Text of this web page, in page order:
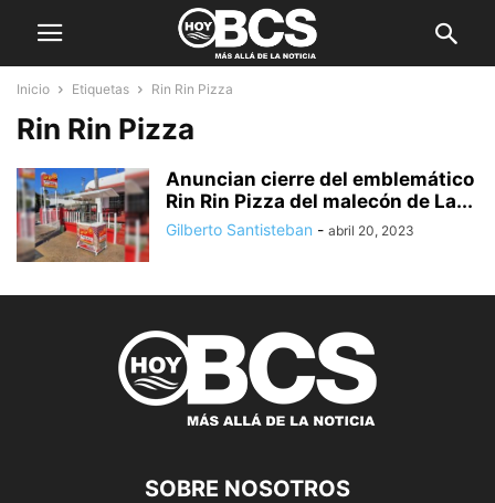
Inicio Etiquetas Rin Rin Pizza
Rin Rin Pizza
Anuncian cierre del emblemático
Rin Rin Pizza del malecón de La...
Gilberto Santisteban - abril 20, 2023
SOBRE NOSOTROS